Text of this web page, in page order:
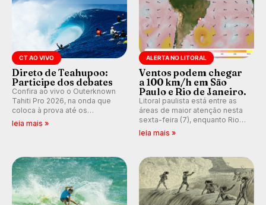
CT AO VIVO
Direto de Teahupoo:
Participe dos debates
Confira ao vivo o Outerknown
Tahiti Pro 2026, na onda que
coloca à prova até os
melhores surfistas do mundo.
leia mais »
ALERTA NO LITORAL
Ventos podem chegar
a 100 km/h em São
Paulo e Rio de Janeiro.
Litoral paulista está entre as
áreas de maior atenção nesta
sexta-feira (7), enquanto Rio
de Janeiro também recebe
km/h em Itanhaém.
leia mais »